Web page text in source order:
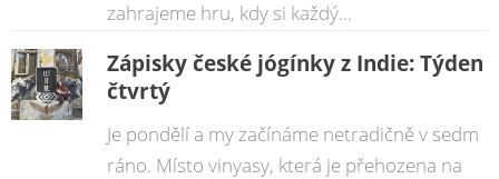
zahrajeme hru, kdy si každý...
Zápisky české jógínky z Indie: Týden
čtvrtý
Je pondělí a my začínáme netradičně v sedm
ráno. Místo vinyasy, která je přehozena na